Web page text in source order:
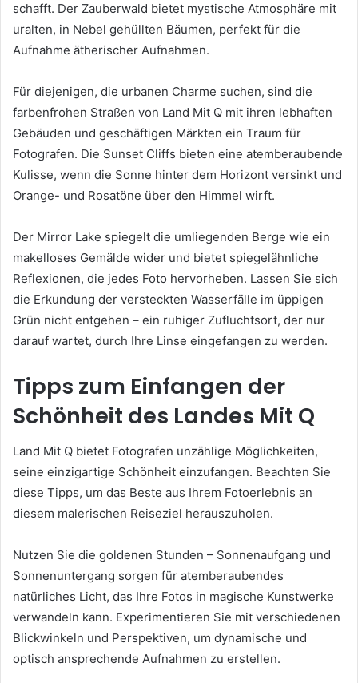
schafft. Der Zauberwald bietet mystische Atmosphäre mit
uralten, in Nebel gehüllten Bäumen, perfekt für die
Aufnahme ätherischer Aufnahmen.
Für diejenigen, die urbanen Charme suchen, sind die
farbenfrohen Straßen von Land Mit Q mit ihren lebhaften
Gebäuden und geschäftigen Märkten ein Traum für
Fotografen. Die Sunset Cliffs bieten eine atemberaubende
Kulisse, wenn die Sonne hinter dem Horizont versinkt und
Orange- und Rosatöne über den Himmel wirft.
Der Mirror Lake spiegelt die umliegenden Berge wie ein
makelloses Gemälde wider und bietet spiegelähnliche
Reflexionen, die jedes Foto hervorheben. Lassen Sie sich
die Erkundung der versteckten Wasserfälle im üppigen
Grün nicht entgehen – ein ruhiger Zufluchtsort, der nur
darauf wartet, durch Ihre Linse eingefangen zu werden.
Tipps zum Einfangen der
Schönheit des Landes Mit Q
Land Mit Q bietet Fotografen unzählige Möglichkeiten,
seine einzigartige Schönheit einzufangen. Beachten Sie
diese Tipps, um das Beste aus Ihrem Fotoerlebnis an
diesem malerischen Reiseziel herauszuholen.
Nutzen Sie die goldenen Stunden – Sonnenaufgang und
Sonnenuntergang sorgen für atemberaubendes
natürliches Licht, das Ihre Fotos in magische Kunstwerke
verwandeln kann. Experimentieren Sie mit verschiedenen
Blickwinkeln und Perspektiven, um dynamische und
optisch ansprechende Aufnahmen zu erstellen.